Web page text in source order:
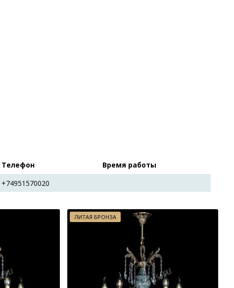
Телефон
Время работы
+74951570020
ЛИТАЯ БРОНЗА